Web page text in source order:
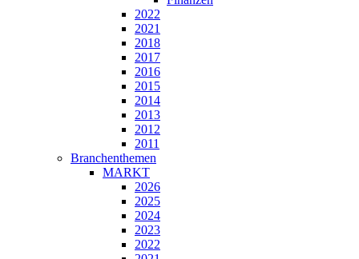
2022
2021
2018
2017
2016
2015
2014
2013
2012
2011
Branchenthemen
MARKT
2026
2025
2024
2023
2022